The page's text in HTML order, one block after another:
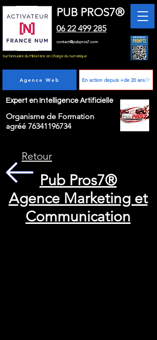
PUB PROS7®
06 22 499 285
contact@pubpros7.com
Sur l'annuaire du Ministère en Charge du numérique
Agence Web En action depuis +de 20 ans
Expert en Intelligence Artificielle
Organisme de Formation
agréé 76341196734
Retour
Pub Pros7®
Agence Marketing et
Communication